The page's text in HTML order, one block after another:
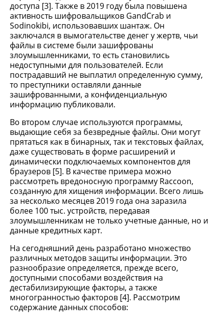
доступа [3]. Также в 2019 году была повышена
активность шифровальщиков GandCrab и
Sodinokibi, использовавших шантаж. Он
заключался в вымогательстве денег у жертв, чьи
файлы в системе были зашифрованы
злоумышленниками, то есть становились
недоступными для пользователей. Если
пострадавший не выплатил определенную сумму,
то преступники оставляли данные
зашифрованными, а конфиденциальную
информацию публиковали.
Во втором случае используются программы,
выдающие себя за безвредные файлы. Они могут
прятаться как в бинарных, так и текстовых файлах,
даже существовать в форме расширений и
динамически подключаемых компонентов для
браузеров [5]. В качестве примера можно
рассмотреть вредоносную программу Raccoon,
созданную для хищения информации. Всего лишь
за несколько месяцев 2019 года она заразила
более 100 тыс. устройств, передавая
злоумышленникам не только учетные данные, но и
данные кредитных карт.
На сегодняшний день разработано множество
различных методов защиты информации. Это
разнообразие определяется, прежде всего,
доступными способами воздействия на
дестабилизирующие факторы, а также
многогранностью факторов [4]. Рассмотрим
содержание данных способов: